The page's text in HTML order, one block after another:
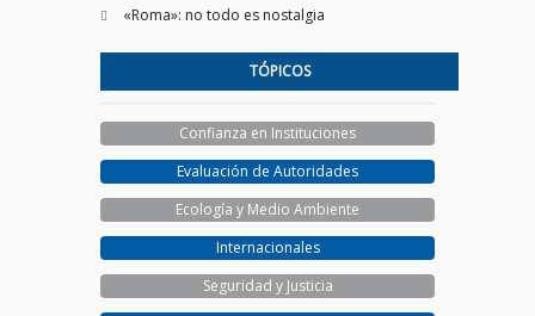
«Roma»: no todo es nostalgia
TÓPICOS
Confianza en Instituciones
Evaluación de Autoridades
Ecología y Medio Ambiente
Internacionales
Seguridad y Justicia